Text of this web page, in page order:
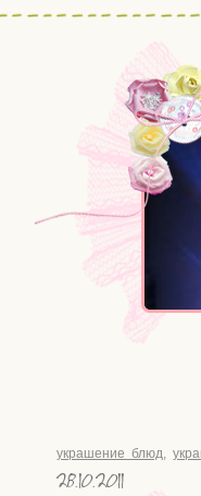
украшение блюд,
28.10.2011